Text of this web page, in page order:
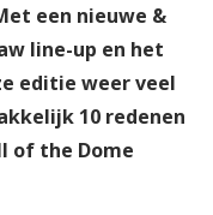
een nieuwe &
line-up en het
editie weer veel
10 redenen
of the Dome